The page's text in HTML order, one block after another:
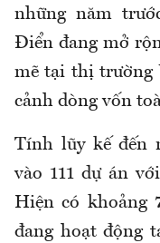
những năm
Điển đang mở
mẽ tại thị trường
cảnh dòng vốn
Tính lũy kế đến
vào 111 dự án
Hiện có khoảng
đang hoạt động